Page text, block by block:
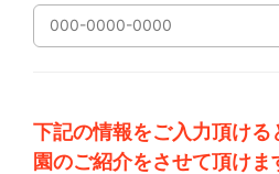
下記の情報をご入力頂け
園のご紹介をさせて頂けま